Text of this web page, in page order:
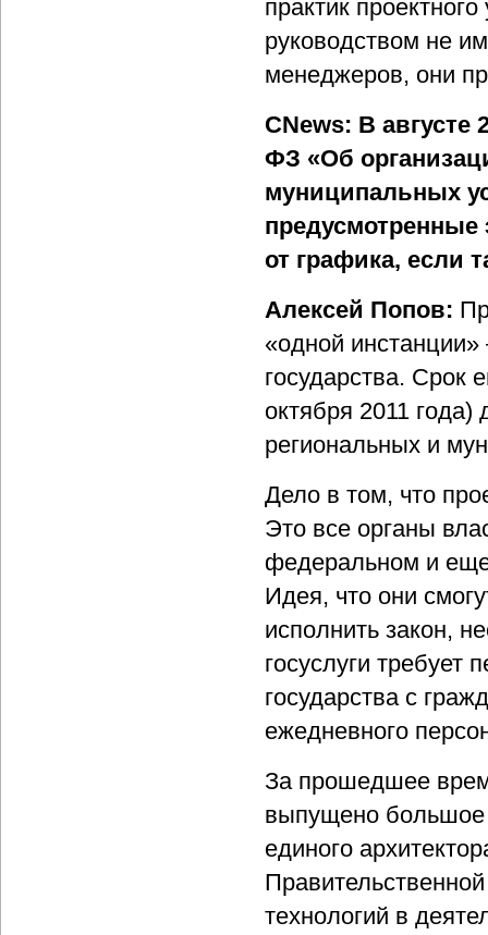
практик
руководством не
менеджеров, они
CNews: В
ФЗ «Об
муниципальных
от графика, если
Алексей Попов:
«одной
государства. Срок
октября 2011
региональных и
Дело в том, что
Это все органы
федеральном и
Идея, что они
исполнить закон,
госуслуги требует
государства с
ежедневного
За прошедшее
выпущено большое
единого
технологий в